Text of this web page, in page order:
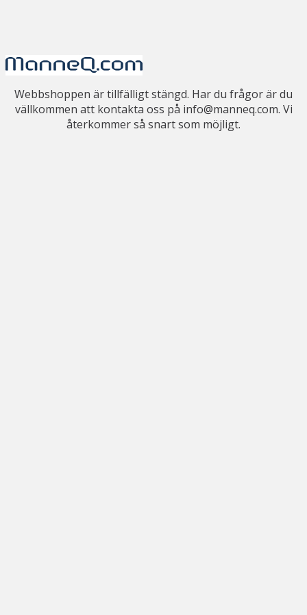
Webbshoppen är tillfälligt stängd. Har du frågor är du
vällkommen att kontakta oss på info@manneq.com. Vi
återkommer så snart som möjligt.